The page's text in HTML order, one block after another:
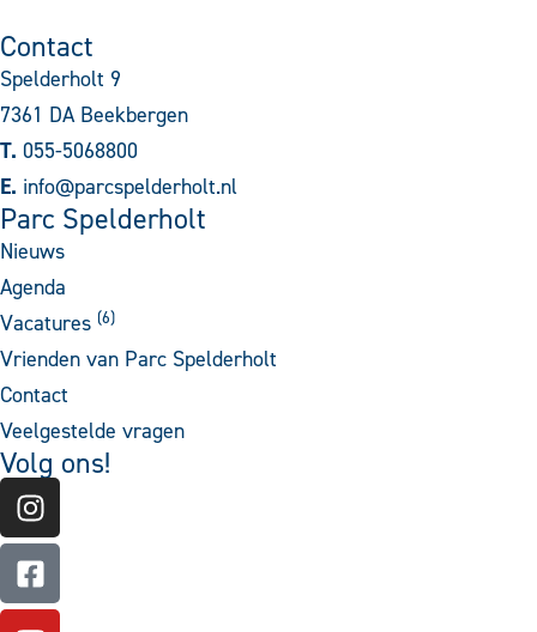
Contact
Spelderholt 9
7361 DA Beekbergen
T. 055-5068800
E. info@parcspelderholt.nl
Parc Spelderholt
Nieuws
Agenda
Vacatures (6)
Vrienden van Parc Spelderholt
Contact
Veelgestelde vragen
Volg ons!